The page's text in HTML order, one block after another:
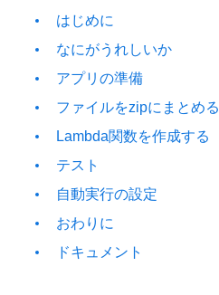
はじめに
なにがうれしいか
アプリの準備
ファイルをzipにまとめる
Lambda関数を作成する
テスト
自動実行の設定
おわりに
ドキュメント